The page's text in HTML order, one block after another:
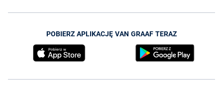
POBIERZ APLIKACJĘ VAN GRAAF TERAZ